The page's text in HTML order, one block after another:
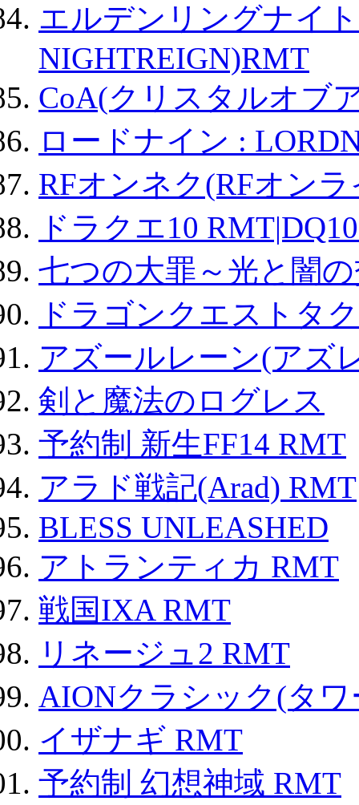
エルデンリングナイ
NIGHTREIGN)RMT
CoA(クリスタルオブ
ロードナイン :
RFオンネク(RFオン
ドラクエ10
七つの大罪～光と闇
ドラゴンクエストタ
アズールレーン(アズ
剣と魔法のログレス
予約制 新生FF14 RMT
アラド戦記(Arad) RMT
BLESS UNLEASHED
アトランティカ RMT
戦国IXA RMT
リネージュ2 RMT
AIONクラシック(タ
イザナギ RMT
予約制 幻想神域 RMT